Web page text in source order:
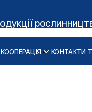
л…
КОНТАКТИ